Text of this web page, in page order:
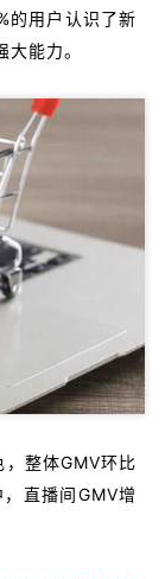
的用户认识了新
能力。
整体GMV环比
，直播间GMV增